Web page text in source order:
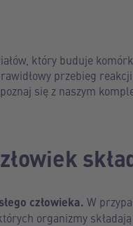
który buduje
przebieg
się z naszym
człowieka. W
organizmy